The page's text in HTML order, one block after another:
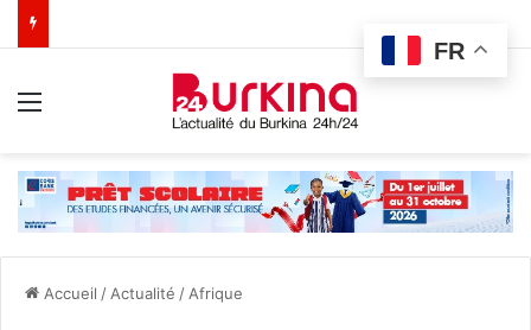
Accueil / Actualité / Afrique
FR